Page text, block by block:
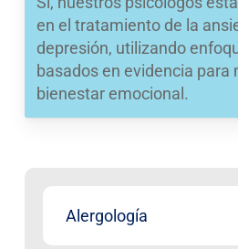
Alergología
en el tratamiento de la
depresión, utilizando
basados en evidencia para
bienestar emocional.